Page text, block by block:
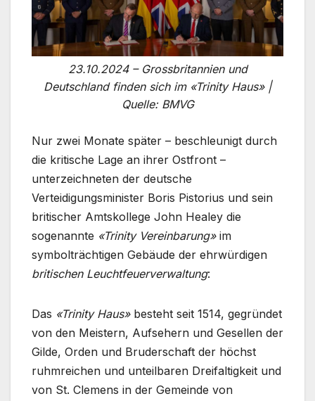
23.10.2024 – Grossbritannien und
Deutschland finden sich im «Trinity Haus» |
Quelle: BMVG
Nur zwei Monate später – beschleunigt durch
die kritische Lage an ihrer Ostfront –
unterzeichneten der deutsche
Verteidigungsminister Boris Pistorius und sein
britischer Amtskollege John Healey die
sogenannte «Trinity Vereinbarung»im
symbolträchtigen Gebäude der ehrwürdigen
britischen Leuchtfeuerverwaltung:
Das «Trinity Haus»besteht seit 1514, gegründet
von den Meistern, Aufsehern und Gesellen der
Gilde, Orden und Bruderschaft der höchst
ruhmreichen und unteilbaren Dreifaltigkeit und
von St. Clemens in der Gemeinde von